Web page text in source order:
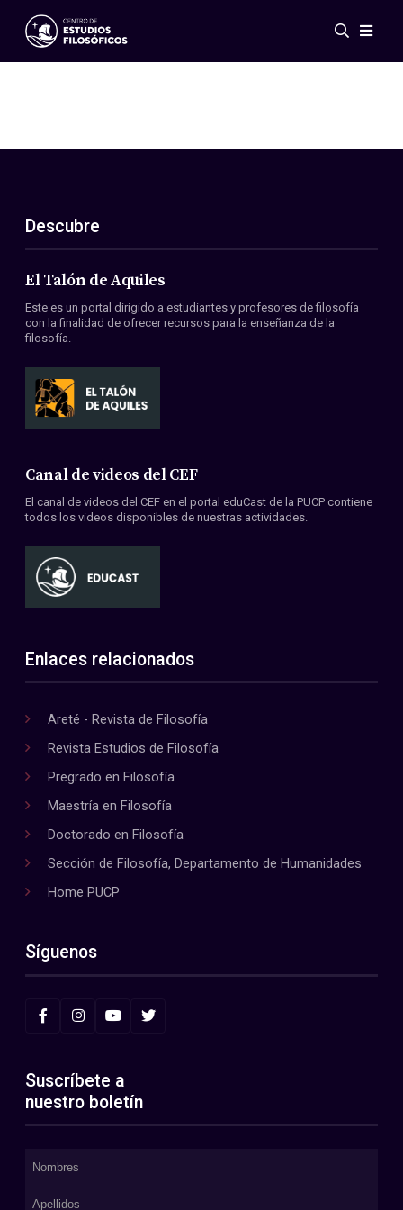
Eventos
ES
EN
Acerca de nosotros
Miembros
Convenios
Descubre
El Talón de Aquiles
Este es un portal dirigido a estudiantes y profesores de filosofía
con la finalidad de ofrecer recursos para la enseñanza de la
filosofía.
Canal de videos del CEF
El canal de videos del CEF en el portal eduCast de la PUCP contiene
todos los videos disponibles de nuestras actividades.
Enlaces relacionados
Areté - Revista de Filosofía
Revista Estudios de Filosofía
Pregrado en Filosofía
Maestría en Filosofía
Doctorado en Filosofía
Sección de Filosofía, Departamento de Humanidades
Home PUCP
Síguenos
Suscríbete a
nuestro boletín